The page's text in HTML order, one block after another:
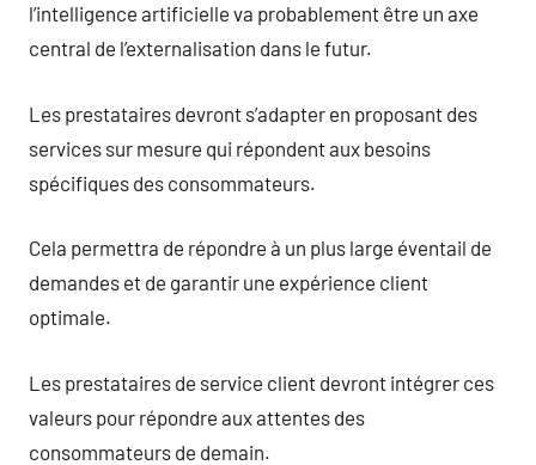
l’intelligence artificielle va probablement être un axe
central de l’externalisation dans le futur.
Les prestataires devront s’adapter en proposant des
services sur mesure qui répondent aux besoins
spécifiques des consommateurs.
Cela permettra de répondre à un plus large éventail de
demandes et de garantir une expérience client
optimale.
Les prestataires de service client devront intégrer ces
valeurs pour répondre aux attentes des
consommateurs de demain.